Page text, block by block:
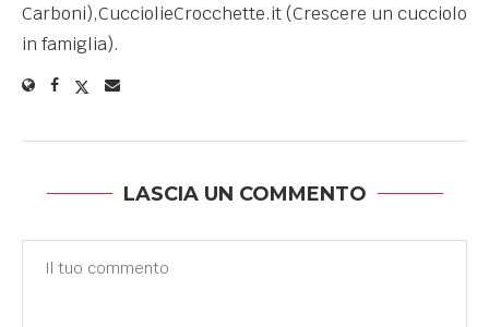
Carboni),CucciolieCrocchette.it (Crescere un cucciolo
in famiglia).
LASCIA UN COMMENTO